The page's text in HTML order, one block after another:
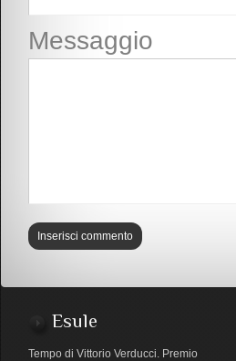
Messaggio
Esule
Tempo di Vittorio Verducci. Premio